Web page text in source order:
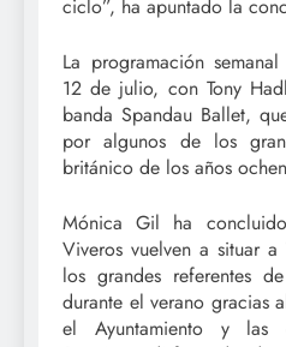
ciclo”, ha apuntado la
La programación
12 de julio, con Tony
banda Spandau Ballet,
por algunos de los
británico de los años
Mónica Gil ha
Viveros vuelven a situar
los grandes referentes
durante el verano gracias
el Ayuntamiento y las